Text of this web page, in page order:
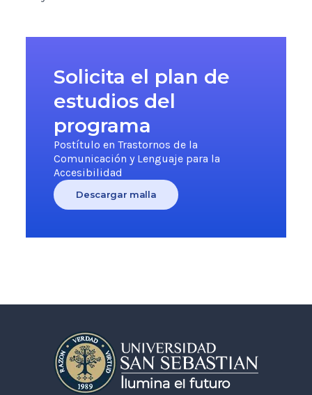
Solicita el plan de
estudios del
programa
Postítulo en Trastornos de la
Comunicación y Lenguaje para la
Accesibilidad
Descargar malla